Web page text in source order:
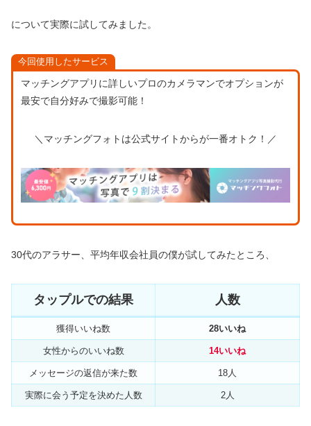
について実際に試してみました。
今回使用したサービス
マッチングアプリに詳しいプロのカメラマンでオプションが
最安で自分好みで撮影可能！
＼マッチングフォトは公式サイトからが一番オトク！／
30代のアラサー、平均年収会社員の僕が試してみたところ、
タップルでの結果 人数
獲得いいね数 28いいね
女性からのいいね数 14いいね
メッセージの返信が来た数 18人
実際に会う予定を決めた人数 2人